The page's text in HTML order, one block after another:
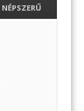
NÉPSZERŰ